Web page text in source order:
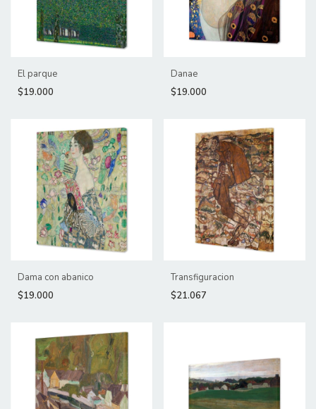
El parque
$19.000
Danae
$19.000
Dama con abanico
$19.000
Transfiguracion
$21.067